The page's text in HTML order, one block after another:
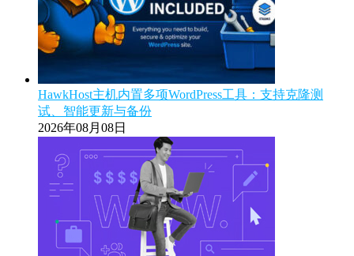
HawkHost主机内置多项WordPress工具：支持克隆测
试、智能更新与备份
2026年08月08日